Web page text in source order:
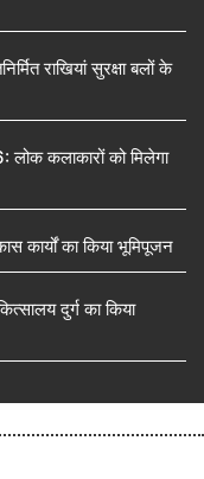
राखियां सुरक्षा बलों के
लोक कलाकारों को मिलेगा
कार्यों का किया भूमिपूजन
दुर्ग का किया